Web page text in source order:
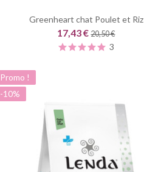
Greenheart chat Poulet et Riz
17,43 €20,50 €
3
Promo !
-10%